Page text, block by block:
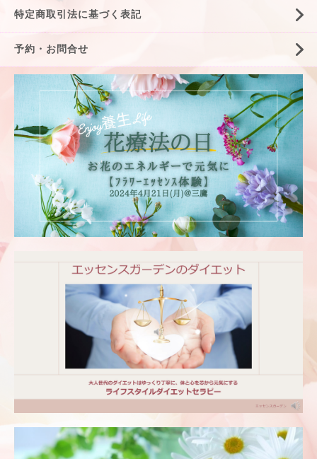
特定商取引法に基づく表記
予約・お問合せ